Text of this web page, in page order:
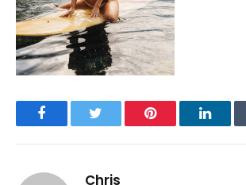
Facebook Pinterest
Chris